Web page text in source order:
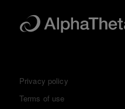
Privacy policy
Terms of use